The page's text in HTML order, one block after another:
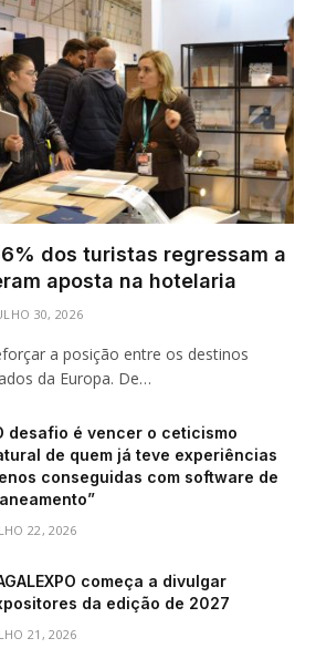
dos turistas regressam a
aposta na hotelaria
30, 2026
a posição entre os destinos
da Europa. De…
desafio é vencer o ceticismo
de quem já teve experiências
conseguidas com software de
22, 2026
começa a divulgar
da edição de 2027
21, 2026